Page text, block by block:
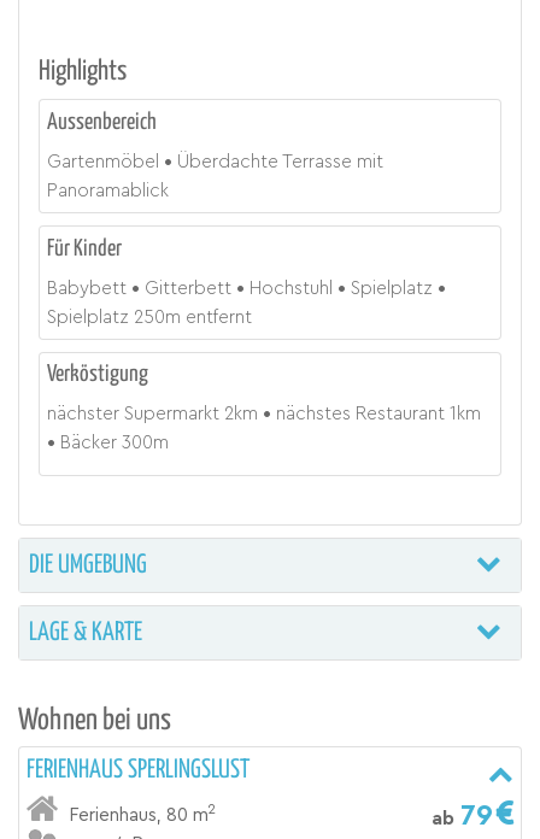
Highlights
Aussenbereich
Gartenmöbel
Überdachte Terrasse mit
Panoramablick
Für Kinder
Babybett Gitterbett Hochstuhl
Spielplatz
Spielplatz 250m entfernt
Verköstigung
nächster Supermarkt 2km nächstes Restaurant 1 km
Bäcker 300m
DIE UMGEBUNG
LAGE & KARTE
Wohnen bei uns
FERIENHAUS SPERLINGSLUST
Ferienhaus, 80 m2 ab 79